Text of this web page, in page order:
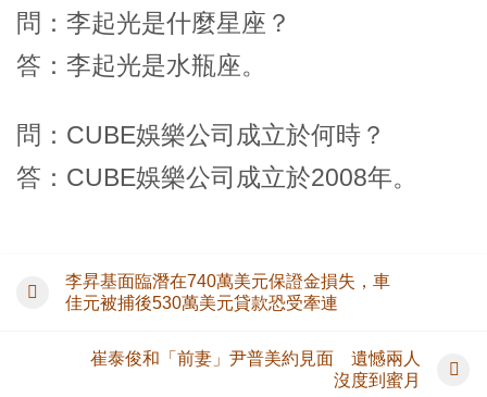
問：李起光是什麼星座？
答：李起光是水瓶座。
問：CUBE娛樂公司成立於何時？
答：CUBE娛樂公司成立於2008年。
李昇基面臨潛在740萬美元保證金損失，車
佳元被捕後530萬美元貸款恐受牽連
崔泰俊和「前妻」尹普美約見面 遺憾兩人
沒度到蜜月